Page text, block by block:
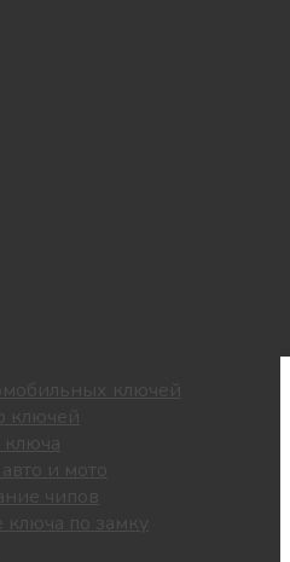
ключей
ключей
и мото
чипов
ключа по замку